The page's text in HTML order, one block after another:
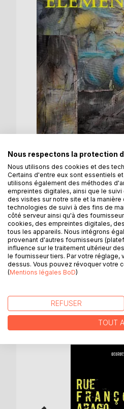
DESCRIPTION
Georges Cocks
un homme qui n'a
Désabusés, nous
âme vide que la
des sentiers
Nous respectons la protection
Nous utilisons des cookies et des
Certains d'entre eux sont essentiels
utilisons également des méthodes
empreintes digitales, ainsi que le
des visites sur notre site et la
technologies de suivi à des fins de
côté serveur ainsi qu'à des
cookies, des empreintes digitales,
tous les appareils. Nous intégrons
provenant d'autres fournisseurs
influence sur le traitement ultérieur
le fournisseur tiers. Par votre
dessus. Vous pouvez révoquer votre
(Mentions légales BoD)
REFUSER
TOUT